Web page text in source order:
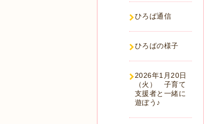
ひろば通信
ひろばの様子
2026年1月20日
（火） 子育て
支援者と一緒に
遊ぼう♪